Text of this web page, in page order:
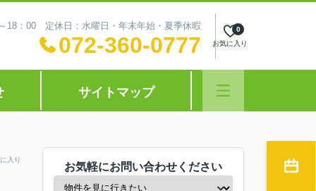
18：00 定休日：水曜日・年末年始・夏季休暇
072-360-0777 お気に入り
0
サイトマップ
入り
お気軽にお問い合わせください